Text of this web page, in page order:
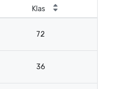
Klas
72
36